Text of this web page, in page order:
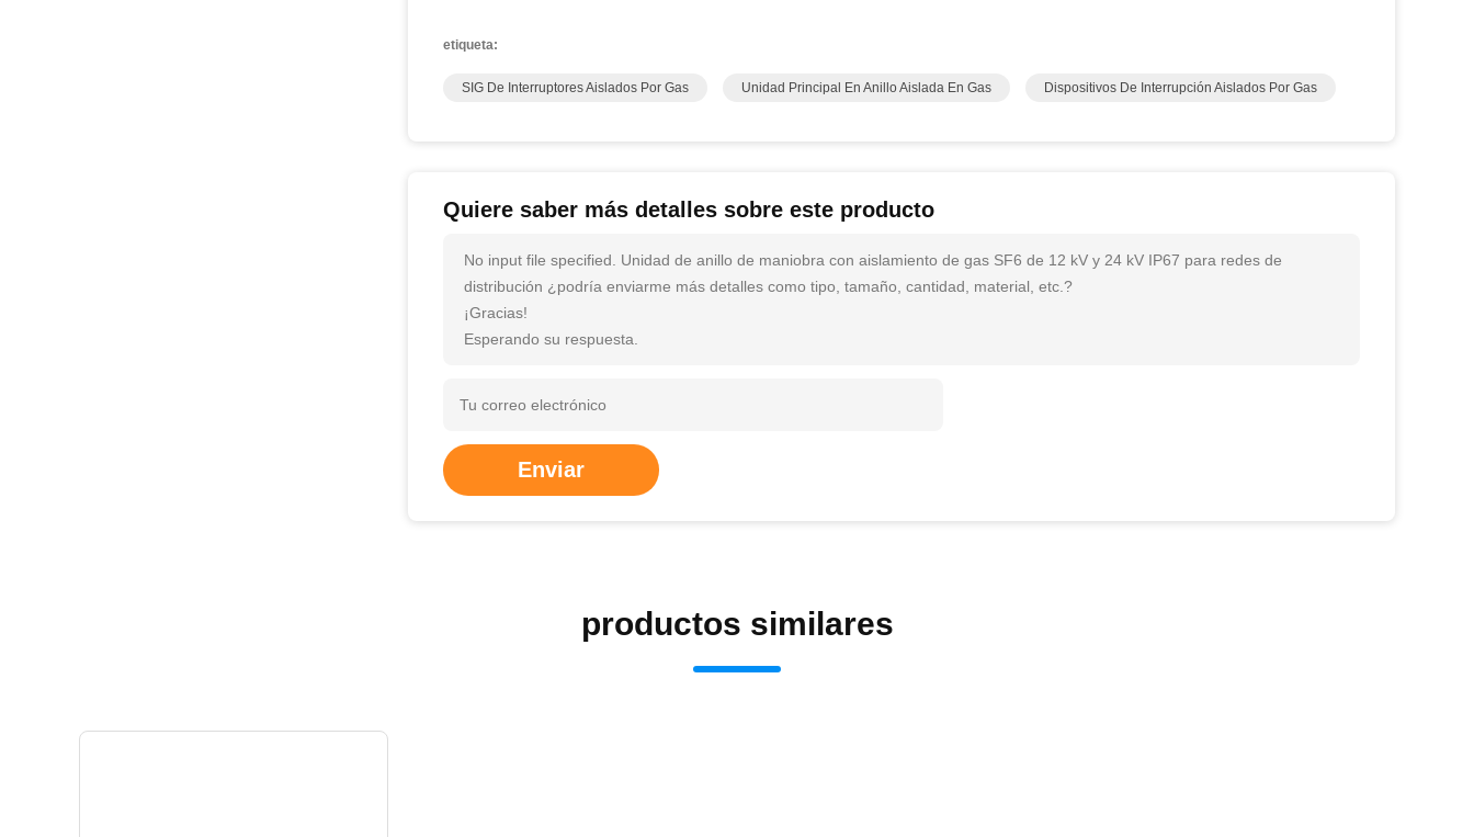
etiqueta:
SIG De Interruptores Aislados Por Gas Unidad Principal En Anillo Aislada En Gas Dispositivos De Interrupción Aislados Por Gas
Quiere saber más detalles sobre este producto
No input file specified. Unidad de anillo de maniobra con aislamiento de gas SF6 de 12 kV y 24 kV IP67 para redes de
distribución ¿podría enviarme más detalles como tipo, tamaño, cantidad, material, etc.?
¡Gracias!
Esperando su respuesta.
Enviar
productos similares